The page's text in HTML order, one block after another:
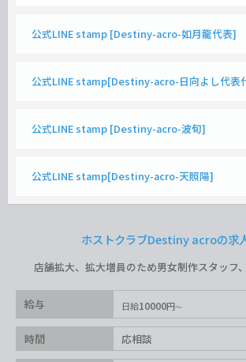
公式LINE stamp [Destiny-acro-如月龍代表]
公式LINE stamp[Destiny-acro-日向よし代表
公式LINE stamp [Destiny-acro-波旬]
公式LINE stamp[Destiny-acro-天照陽]
ホストクラブDestiny acroの求
店舗拡大、拡大増員のため男女制作スタッフ
給与 日給10000円
時間 応相談